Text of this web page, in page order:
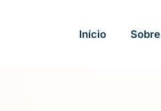
Início Sobre